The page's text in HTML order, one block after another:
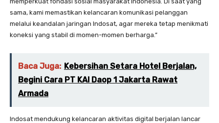
sama, kami memastikan kelancaran komunikasi pelanggan
melalui keandalan jaringan Indosat, agar mereka tetap menikmati
koneksi yang stabil di momen-momen berharga.”
Baca Juga: Kebersihan Setara Hotel Berjalan,
Begini Cara PT KAI Daop 1 Jakarta Rawat
Armada
Indosat mendukung kelancaran aktivitas digital berjalan lancar